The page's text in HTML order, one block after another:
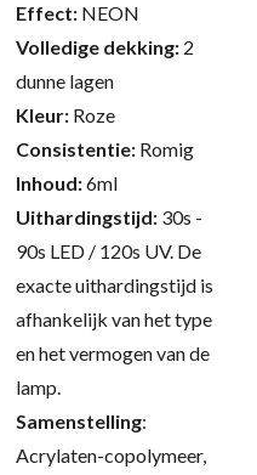
Effect: NEON
Volledige dekking: 2
dunne lagen
Kleur: Roze
Consistentie: Romig
Inhoud:6ml
Uithardingstijd: 30s -
90s LED / 120s UV. De
exacte uithardingstijd is
afhankelijk van het type
en het vermogen van de
lamp.
Samenstelling:
Acrylaten-copolymeer,